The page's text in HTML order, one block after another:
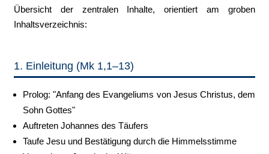
Übersicht der zentralen Inhalte, orientiert am groben
Inhaltsverzeichnis:
1. Einleitung (Mk 1,1–13)
Prolog: "Anfang des Evangeliums von Jesus Christus, dem
Sohn Gottes"
Auftreten Johannes des Täufers
Taufe Jesu und Bestätigung durch die Himmelsstimme